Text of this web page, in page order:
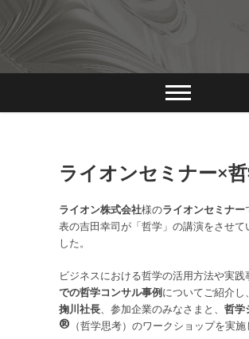
クロス・フィ
フィーズ株式
日本初、哲学コンサルティング企業
ライオンセミナー×
ライオン株式会社様のライオンセミナー
表の吉田幸司が「哲学」の講演をさせて
した。
ビジネスにおける哲学の活用方法や実践
での哲学コンサル事例についてご紹介し、
掬川社長、参加企業のみなさまと、 哲学
® （哲学思考）のワークショップを実施